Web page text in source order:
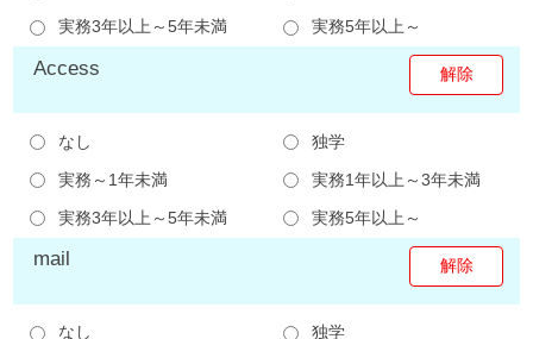
実務3年以上～5年未満
実務5年以上～
Access
なし
独学
実務～1年未満
実務1年以上～3年未満
実務3年以上～5年未満
実務5年以上～
mail
なし 独学